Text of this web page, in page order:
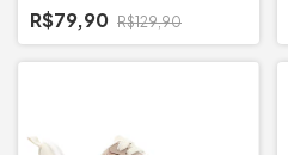
R$79,90 R$129,90